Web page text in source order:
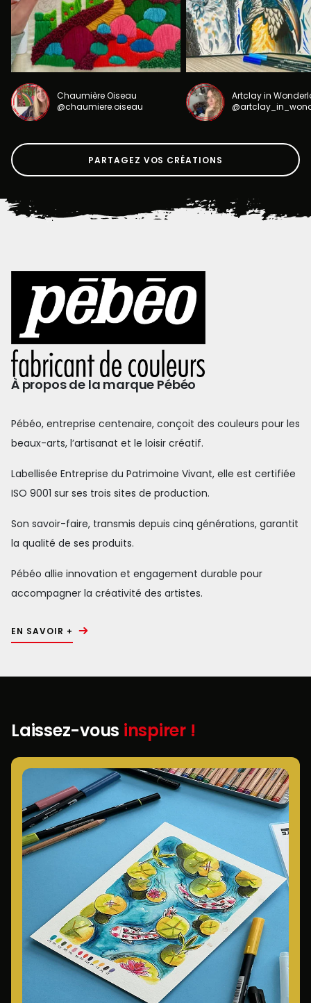
Chaumière Oiseau
@chaumiere.oiseau
Artclay in
PARTAGEZ VOS CRÉATIONS
À propos de la marque Pébéo
Pébéo, entreprise centenaire, conçoit des couleurs pour les
beaux-arts, l’artisanat et le loisir créatif.
Labellisée Entreprise du Patrimoine Vivant, elle est certifiée
ISO 9001 sur ses trois sites de production.
Son savoir-faire, transmis depuis cinq générations, garantit
la qualité de ses produits.
Pébéo allie innovation et engagement durable pour
accompagner la créativité des artistes.
EN SAVOIR +
Laissez-vous inspirer !